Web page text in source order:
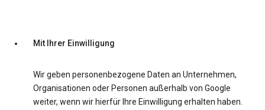
Mit Ihrer Einwilligung
Wir geben personenbezogene Daten an Unternehmen,
Organisationen oder Personen außerhalb von Google
weiter, wenn wir hierfür Ihre Einwilligung erhalten haben.